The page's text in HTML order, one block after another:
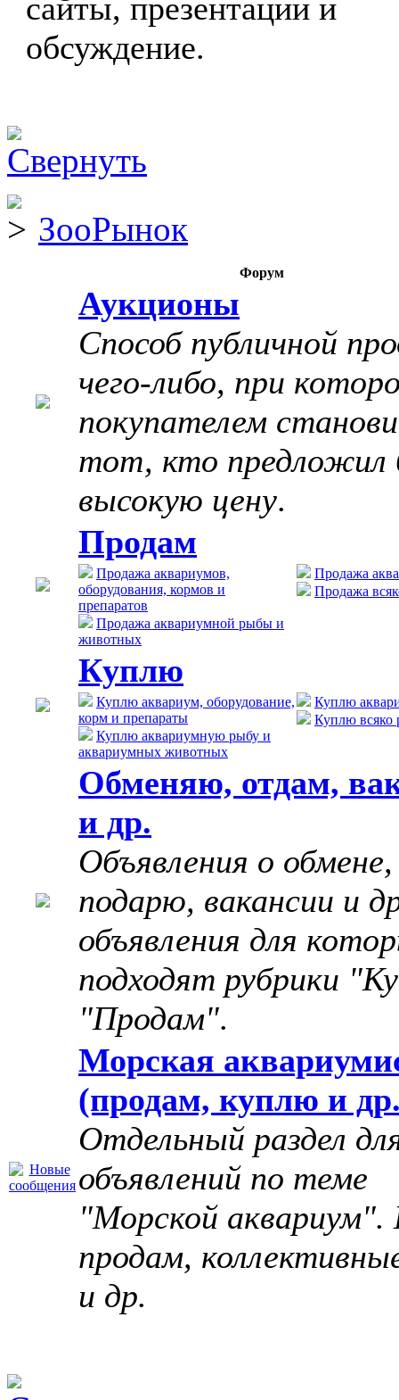
сайты, презентации и
обсуждение.
ЗооРынок
Форум
Аукционы
Способ публичной
чего-либо, при
покупателем
тот, кто предложил
высокую цену.
Продам
Продажа аквариумов,
оборудования, кормов и
препаратов
Продажа аквариумной рыбы и
животных
Продажа
Продажа
Куплю
Куплю аквариум, оборудование,
корм и препараты
Куплю аквариумную рыбу и
аквариумных животных
Куплю
Куплю всяко
Обменяю, отдам,
и др.
Объявления о обмене,
подарю, вакансии и
объявления для
подходят рубрики
"Продам".
Морская
(продам, куплю и
Отдельный раздел
объявлений по теме
"Морской аквариум".
продам,
и др.